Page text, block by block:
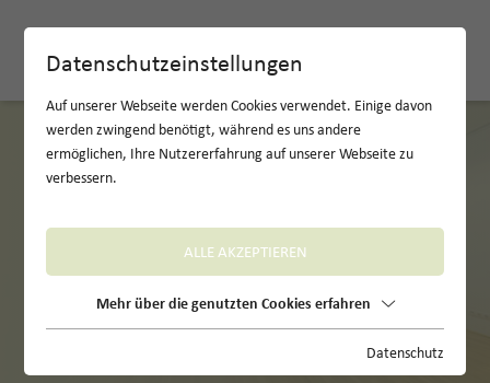
Datenschutzeinstellungen
Auf unserer Webseite werden Cookies verwendet. Einige davon
werden zwingend benötigt, während es uns andere
ermöglichen, Ihre Nutzererfahrung auf unserer Webseite zu
verbessern.
ALLE AKZEPTIEREN
Mehr über die genutzten Cookies erfahren
Datenschutz